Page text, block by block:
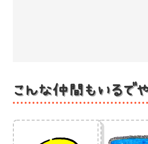
こんな仲間もいるで